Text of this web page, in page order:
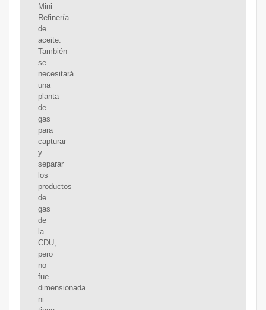
Mini
Refinería
de
aceite.
También
se
necesitará
una
planta
de
gas
para
capturar
y
separar
los
productos
de
gas
de
la
CDU,
pero
no
fue
dimensionada
ni